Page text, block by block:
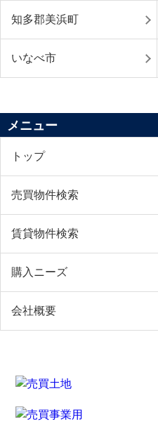
知多郡美浜町
いなべ市
メニュー
トップ
売買物件検索
賃貸物件検索
購入ニーズ
会社概要